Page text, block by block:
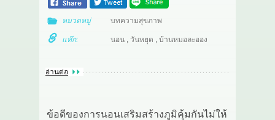
หมวดหมู่ บทความสุขภาพ
แท๊ก: นอน, วันหยุด บ้านหมอละออง
อ่านต่อ
ข้อดีของการนอนเสริมสร้างภูมิคุ้มกันไม่ให้